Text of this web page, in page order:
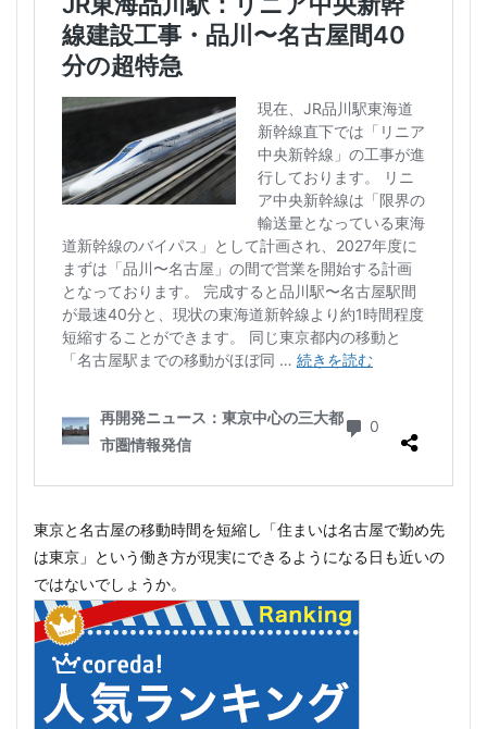
東京と名古屋の移動時間を短縮し「住まいは名古屋で勤め先
は東京」という働き方が現実にできるようになる日も近いの
ではないでしょうか。